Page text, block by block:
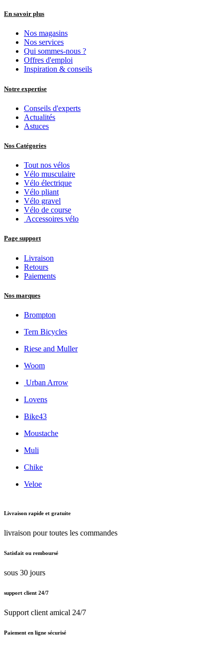
En savoir plus
Nos magasins
Nos services
Qui sommes-nous ?
Offres d'emploi
Inspiration & conseils
Notre expertise
Conseils d'experts
Actualités
Astuces
Nos Catégories
Tout nos vélos
Vélo musculaire
Vélo électrique
Vélo pliant
Vélo gravel
Vélo de course
Accessoires vélo
Page support
Livraison
Retours
Paiements
Nos marques
Brompton
Tern Bicycles
Riese and Muller
Woom
Urban Arrow
Lovens
Bike43
Moustache
Muli
Chike
Veloe
Livraison rapide et gratuite
livraison pour toutes les commandes
Satisfait ou remboursé
sous 30 jours
support client 24/7
Support client amical 24/7
Paiement en ligne sécurisé